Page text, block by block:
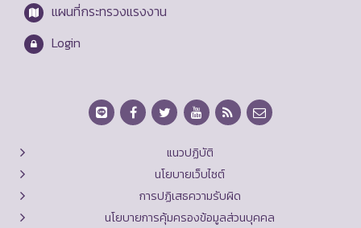
แผนที่กระทรวงแรงงาน
Login
แนวปฏิบัติ
นโยบายเว็บไซต์
การปฏิเสธความรับผิด
นโยบายการคุ้มครองข้อมูลส่วนบุคคล